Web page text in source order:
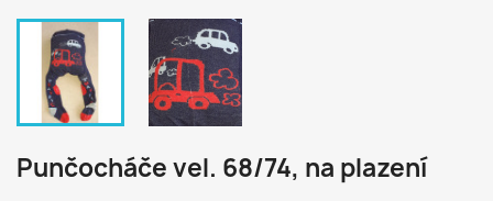
Punčocháče vel. 68/74, na plazení